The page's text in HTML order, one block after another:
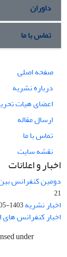
داوران
تماس با ما
صفحه اصلی
درباره نشریه
اعضای هیات
ارسال مقاله
تماس با ما
نقشه سایت
اخبار و اعلانات
دومین کنفرانس
21
اخبار نشریه1403-05-03
اخبار کنفرانس
under